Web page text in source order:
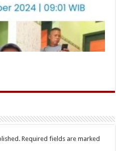
Required fields are marked